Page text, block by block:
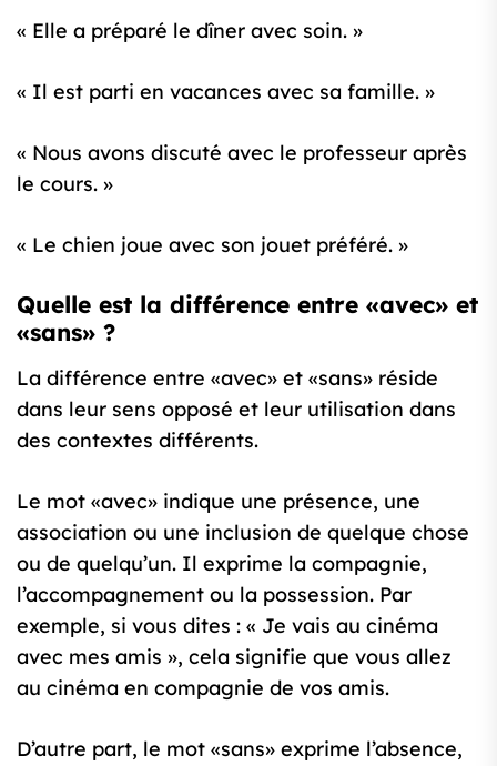
« Elle a préparé le dîner avec soin. »
« Il est parti en vacances avec sa famille. »
« Nous avons discuté avec le professeur après
le cours. »
« Le chien joue avec son jouet préféré. »
Quelle est la différence entre «avec» et
«sans» ?
La différence entre «avec» et «sans» réside
dans leur sens opposé et leur utilisation dans
des contextes différents.
Le mot «avec» indique une présence, une
association ou une inclusion de quelque chose
ou de quelqu’un. Il exprime la compagnie,
l’accompagnement ou la possession. Par
exemple, si vous dites : « Je vais au cinéma
avec mes amis », cela signifie que vous allez
au cinéma en compagnie de vos amis.
D’autre part, le mot «sans» exprime l’absence,